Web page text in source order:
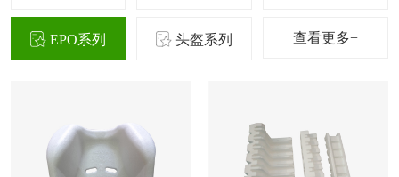
EPO系列 头盔系列 查看更多+